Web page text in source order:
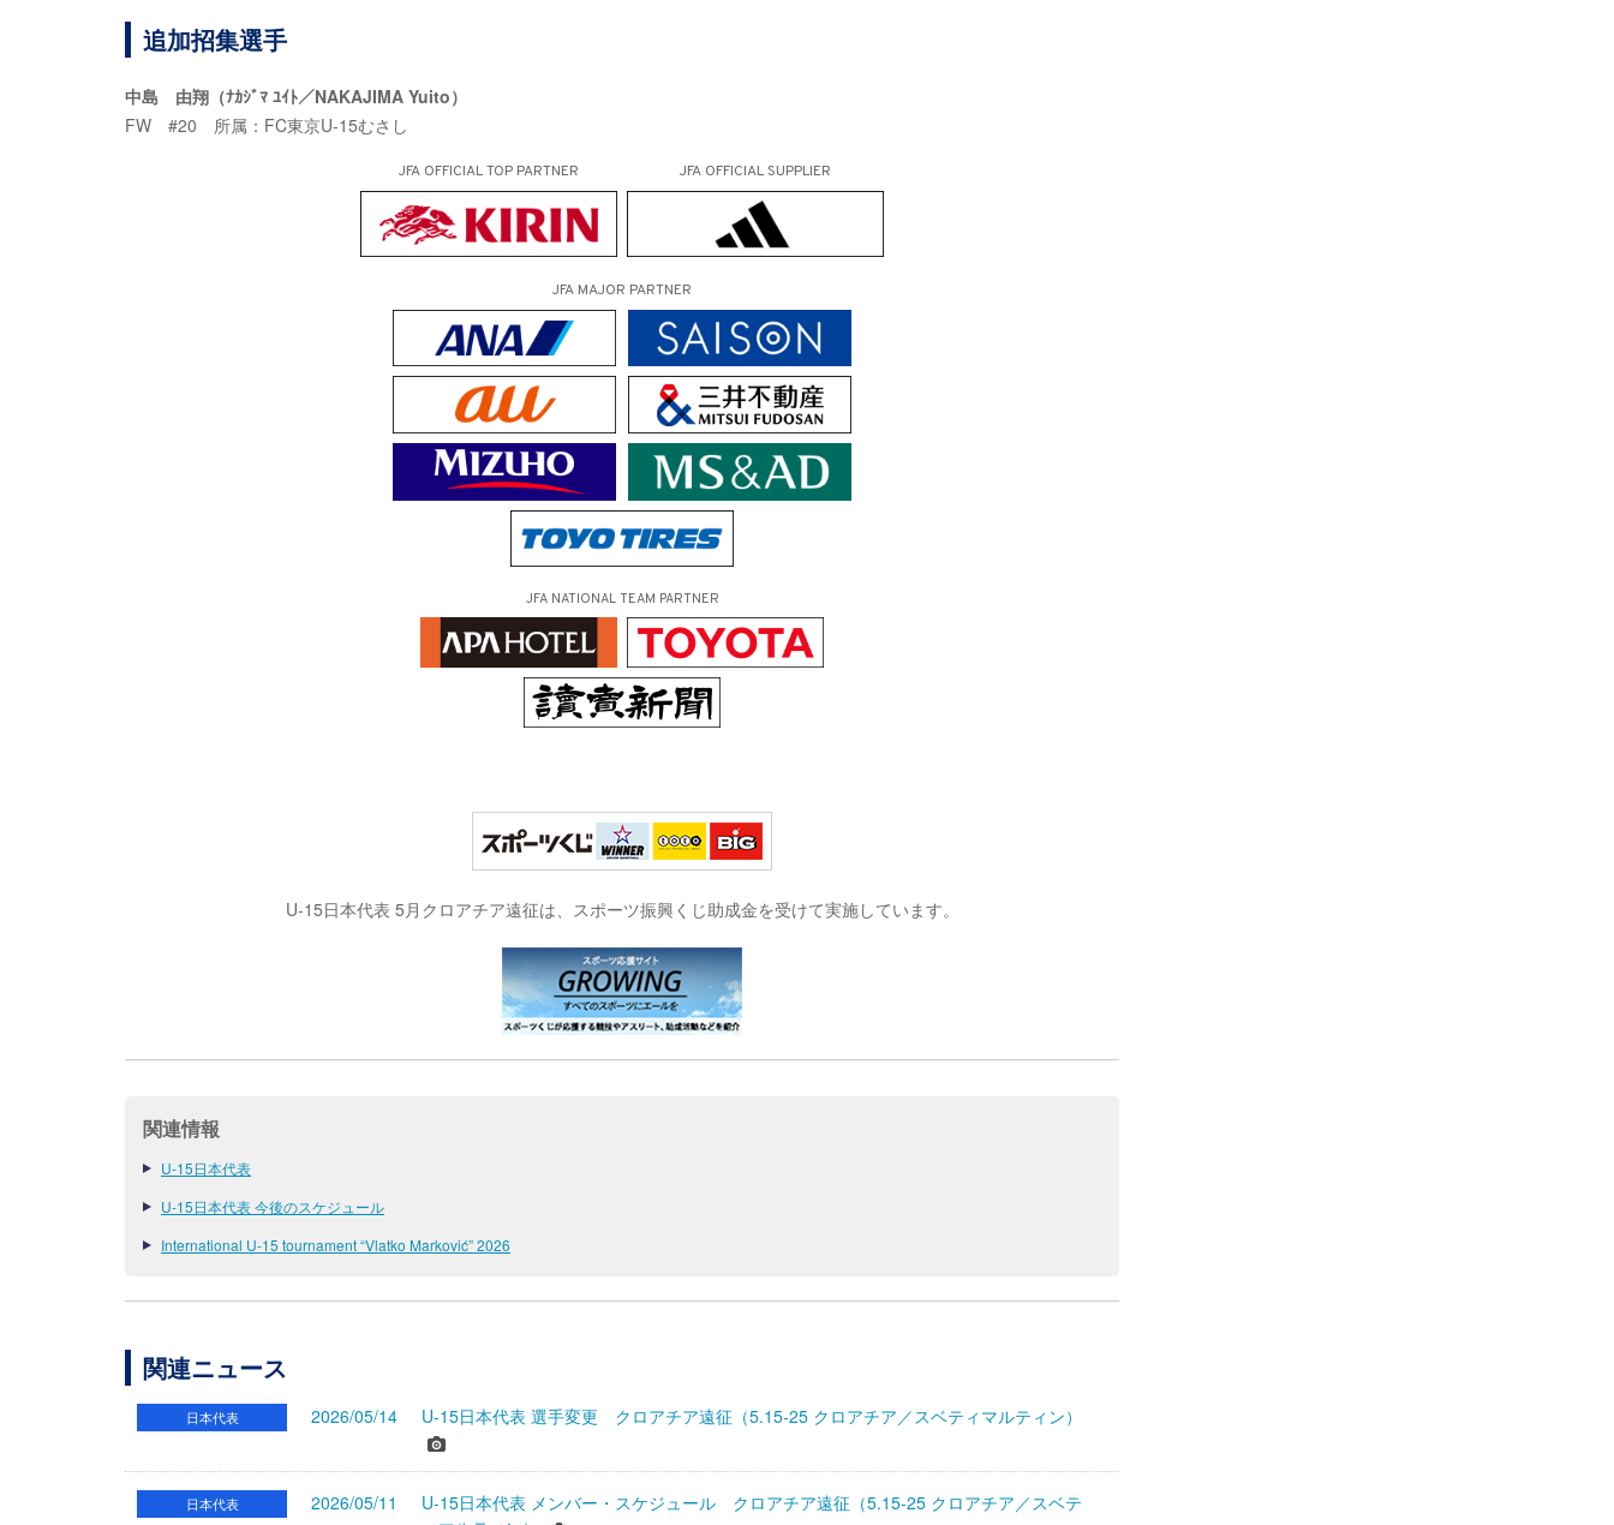
追加招集選手
中島 由翔（ﾅｶｼﾞﾏ ﾕｲﾄ／NAKAJIMA Yuito）
FW #20 所属：FC東京U-15むさし
JFA OFFICIALTOP PARTNER JFA OFFICIAL SUPPLIER
JFA MAJOR PARTNER
JFA NATIONAL TEAM PARTNER
U-15日本代表 5月クロアチア遠征は、 スポーツ振興くじ助成金を受けて実施しています。
関連情報
U-15日本代表
U-15日本代表 今後のスケジュール
International U-15 tournament “Vlatko Marković” 2026
関連ニュース
日本代表 2026/05/14 U-15日本代表 選手変更 クロアチア遠征（5.15-25 クロアチア／スベティマルティン）
日本代表 2026/05/11
U-15日本代表 メンバー・スケジュール クロアチア遠征（5.15-25 クロアチア／スベテ